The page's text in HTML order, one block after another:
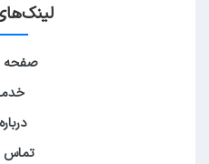
صفحه
تماس